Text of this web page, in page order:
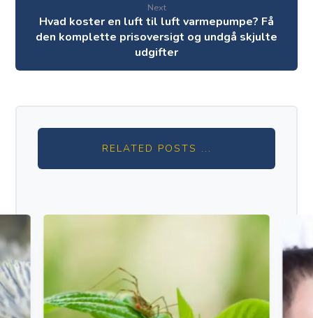
Next
Hvad koster en luft til luft varmepumpe? Få
den komplette prisoversigt og undgå skjulte
udgifter
RELATED POSTS ...